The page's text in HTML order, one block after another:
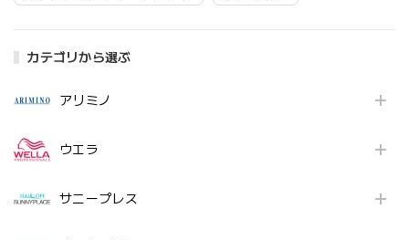
カテゴリから選ぶ
アリミノ
ウエラ
サニープレス